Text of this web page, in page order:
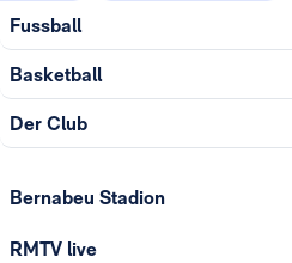
Fussball
Basketball
Der Club
Bernabeu Stadion
RMTV live